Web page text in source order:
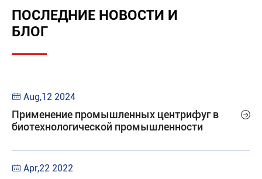
ПОСЛЕДНИЕ НОВОСТИ И
БЛОГ
 Aug,12 2024
Применение промышленных центрифуг в
биотехнологической промышленности

 Apr,22 2022